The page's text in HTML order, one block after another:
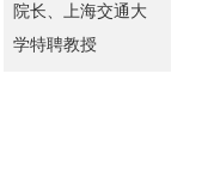
院长、上海交通大
学特聘教授